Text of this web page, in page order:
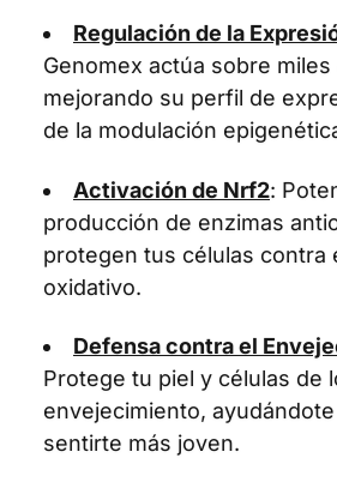
Regulación de la
Genomex actúa sobre
mejorando su perfil de
de la modulación
Activación de Nrf2:
producción de enzimas
protegen tus células contra
oxidativo.
Defensa contra el
Protege tu piel y células de
envejecimiento,
sentirte más joven.